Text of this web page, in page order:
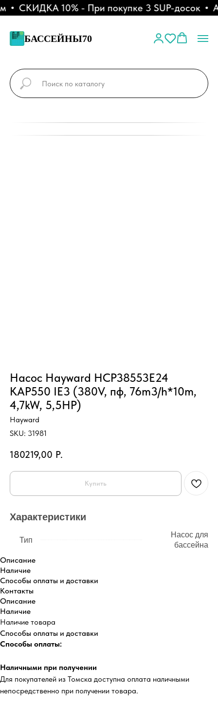
СКИДКА 10% - При покупке 3 SUP-досок
БАССЕЙНЫ70
Насос Hayward HCP38553E24
KAP550 IE3 (380V, пф, 76m3/h*10m,
4,7kW, 5,5HP)
Hayward
SKU: 31981
180219,00 Р.
Купить
Характеристики
Тип
Насос для
бассейна
Описание
Наличие
Способы оплаты и доставки
Контакты
Описание
Наличие
Наличие товара
Способы оплаты и доставки
Способы оплаты:
Наличными при получении
Для покупателей из Томска доступна оплата наличными
непосредственно при получении товара.